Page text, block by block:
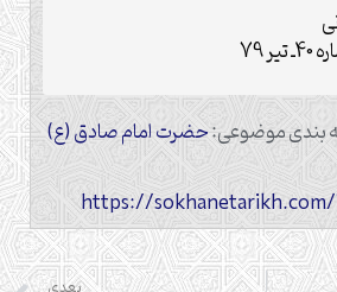
79
بندی موضوعی:حضرت امام صادق (ع)